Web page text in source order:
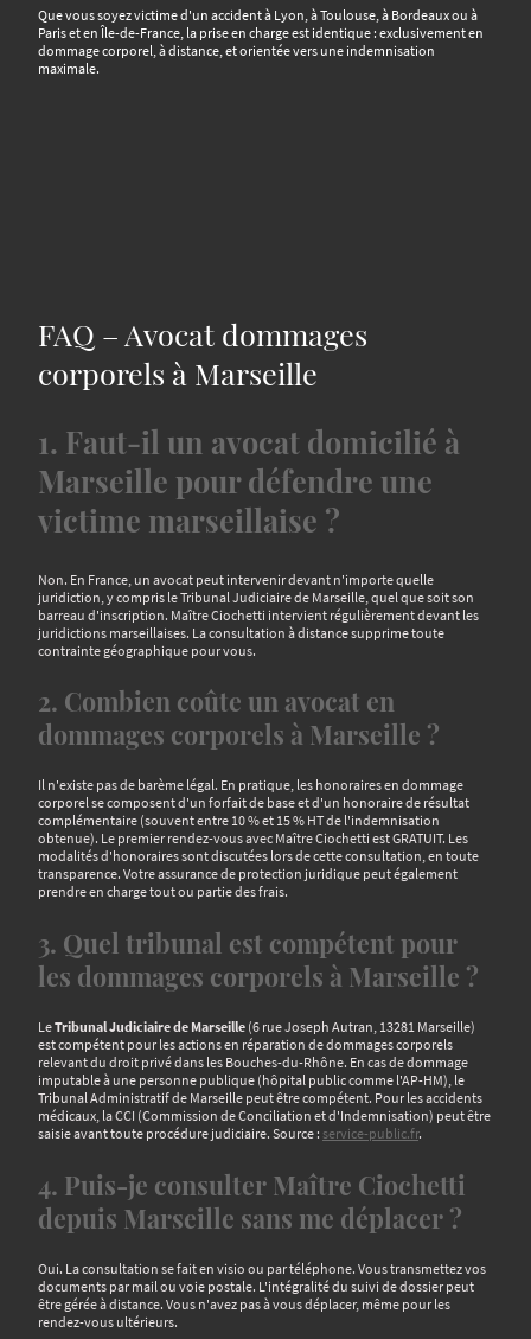
Que vous soyez victime d'un accident à Lyon, à Toulouse, à Bordeaux ou à
Paris et en Île-de-France, la prise en charge est identique : exclusivement en
dommage corporel, à distance, et orientée vers une indemnisation
maximale.
FAQ – Avocat dommages
corporels à Marseille
1. Faut-il un avocat domicilié à
Marseille pour défendre une
victime marseillaise ?
Non. En France, un avocat peut intervenir devant n'importe quelle
juridiction, y compris le Tribunal Judiciaire de Marseille, quel que soit son
barreau d'inscription. Maître Ciochetti intervient régulièrement devant les
juridictions marseillaises. La consultation à distance supprime toute
contrainte géographique pour vous.
2. Combien coûte un avocat en
dommages corporels à Marseille ?
Il n'existe pas de barème légal. En pratique, les honoraires en dommage
corporel se composent d'un forfait de base et d'un honoraire de résultat
complémentaire (souvent entre 10 % et 15 % HT de l'indemnisation
obtenue). Le premier rendez-vous avec Maître Ciochetti est GRATUIT. Les
modalités d'honoraires sont discutées lors de cette consultation, en toute
transparence. Votre assurance de protection juridique peut également
prendre en charge tout ou partie des frais.
3. Quel tribunal est compétent pour
les dommages corporels à Marseille ?
LeTribunal Judiciaire de Marseille (6 rue Joseph Autran, 13281 Marseille)
est compétent pour les actions en réparation de dommages corporels
relevant du droit privé dans les Bouches-du-Rhône. En cas de dommage
imputable à une personne publique (hôpital public comme l'AP-HM), le
Tribunal Administratif de Marseille peut être compétent. Pour les accidents
médicaux, la CCI (Commission de Conciliation et d'Indemnisation) peut être
saisie avant toute procédure judiciaire. Source : service-public.fr.
4. Puis-je consulter Maître Ciochetti
depuis Marseille sans me déplacer ?
Oui. La consultation se fait en visio ou par téléphone. Vous transmettez vos
documents par mail ou voie postale. L'intégralité du suivi de dossier peut
être gérée à distance. Vous n'avez pas à vous déplacer, même pour les
rendez-vous ultérieurs.